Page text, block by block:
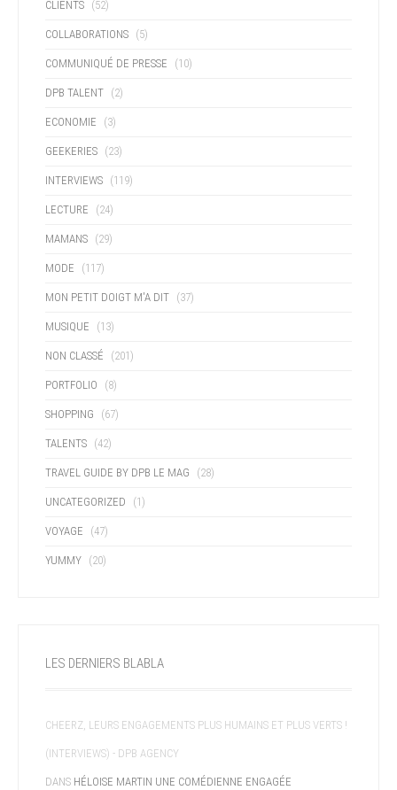
CLIENTS (52)
COLLABORATIONS (5)
COMMUNIQUÉ DE PRESSE (10)
DPB TALENT (2)
ECONOMIE (3)
GEEKERIES (23)
INTERVIEWS (119)
LECTURE (24)
MAMANS (29)
MODE (117)
MON PETIT DOIGT M'A DIT (37)
MUSIQUE (13)
NON CLASSÉ (201)
PORTFOLIO (8)
SHOPPING (67)
TALENTS (42)
TRAVEL GUIDE BY DPB LE MAG (28)
UNCATEGORIZED (1)
VOYAGE (47)
YUMMY (20)
LES DERNIERS BLABLA
CHEERZ, LEURS ENGAGEMENTS PLUS HUMAINS ET PLUS VERTS !
(INTERVIEWS) - DPB AGENCY
DANS HÉLOISE MARTIN UNE COMÉDIENNE ENGAGÉE